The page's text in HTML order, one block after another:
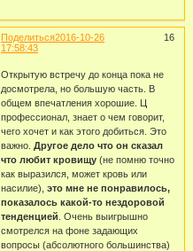
Поделиться 16
2016-10-26
17:58:43
Открытую встречу до конца пока не
досмотрела, но большую часть. В
общем впечатления хорошие. Ц
профессионал, знает о чем говорит,
чего хочет и как этого добиться. Это
важно. Другое дело что он сказал
что любит кровищу(не помню точно
как выразился, может кровь или
насилие), это мне не понравилось,
показалось какой-то нездоровой
тенденцией . Очень выигрышно
смотрелся на фоне задающих
вопросы (абсолютного большинства)